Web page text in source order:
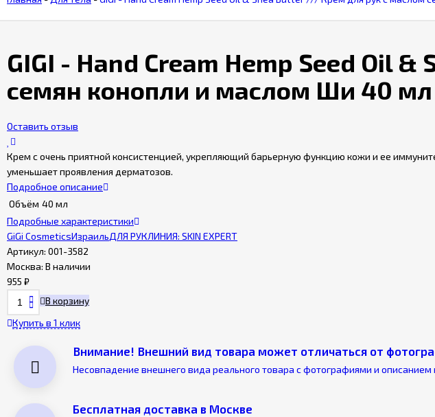
GIGI - Hand Cream Hemp Seed Oil
семян конопли и маслом Ши 40 мл
Оставить отзыв
Крем с очень приятной консистенцией, укрепляющий барьерную функцию кожи и ее
уменьшает проявления дерматозов.
Подробное описание
Объём 40 мл
Подробные характеристики
GiGi CosmeticsИзраильДЛЯ РУКЛИНИЯ: SKIN EXPERT
Артикул: 001-3582
Москва: В наличии
955 ₽
В корзину
Купить в 1 клик
Внимание! Внешний вид товара может отличаться от
Несовпадение внешнего вида реального товара с фотографиями и
Бесплатная доставка в Москве